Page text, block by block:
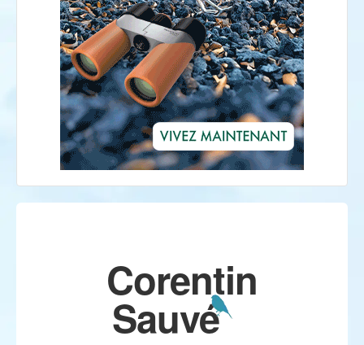
Corentin
Sauvé